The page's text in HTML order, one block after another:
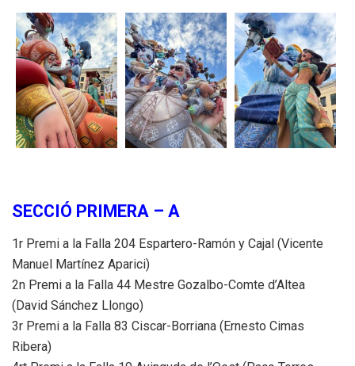
SECCIÓ PRIMERA – A
1r Premi a la Falla 204 Espartero-Ramón y Cajal (Vicente
Manuel Martínez Aparici)
2n Premi a la Falla 44 Mestre Gozalbo-Comte d’Altea
(David Sánchez Llongo)
3r Premi a la Falla 83 Ciscar-Borriana (Ernesto Cimas
Ribera)